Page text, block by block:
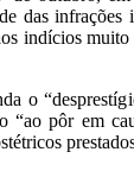
das infrações
indícios
o
“ao pôr em